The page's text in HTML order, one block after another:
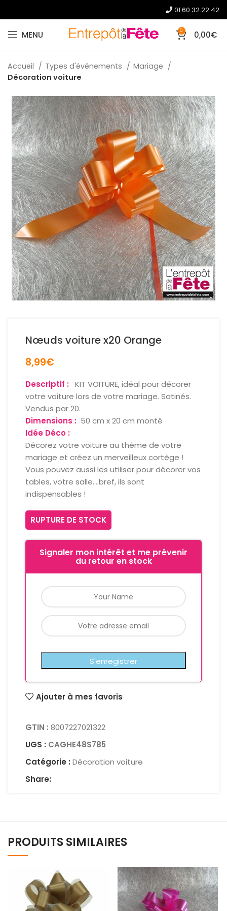
01.60.32.22.42
MENU 0 0,00€
Accueil Types d'événements
Mariage
Décoration voiture
Nœuds voiture x20 Orange
8,99€
Descriptif : KIT VOITURE, idéal pour décorer
votre voiture lors de votre mariage. Satinés.
Vendus par 20.
Dimensions : 50 cm x 20 cm monté
Idée Déco :
Décorez votre voiture au thème de votre
mariage et créez un merveilleux cortège !
Vous pouvez aussi les utiliser pour décorer vos
tables, votre salle….bref, ils sont
indispensables !
RUPTURE DE STOCK
Signaler mon intérêt et me prévenir
du retour en stock
Ajouter à mes favoris
GTIN : 8007227021322
UGS : CAGHE48S785
Catégorie : Décoration voiture
Share:
PRODUITS SIMILAIRES